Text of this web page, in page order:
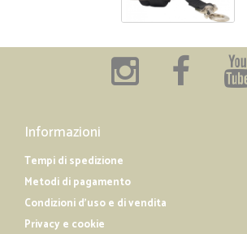
Informazioni
Tempi di spedizione
Metodi di pagamento
Condizioni d'uso e di vendita
Privacy e cookie